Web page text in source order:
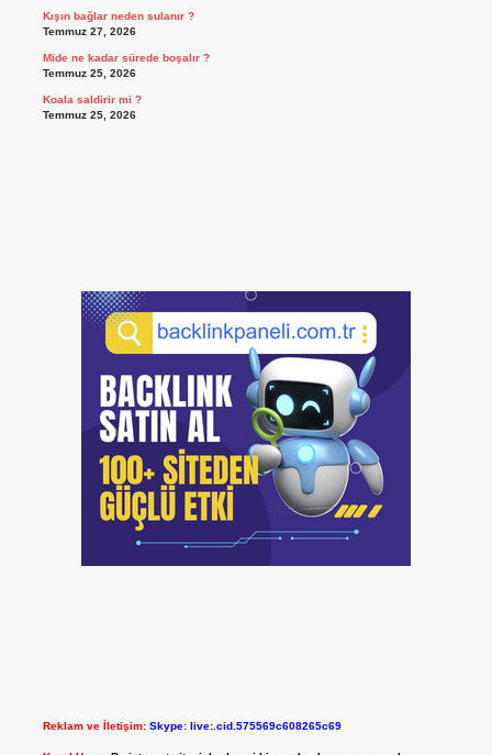
Kışın bağlar neden sulanır ?
Temmuz 27, 2026
Mide ne kadar sürede boşalır ?
Temmuz 25, 2026
Koala saldirir mi ?
Temmuz 25, 2026
Reklam ve İletişim: Skype: live:.cid.575569c608265c69